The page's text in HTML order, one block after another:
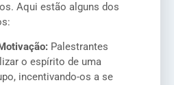
Aqui estão alguns dos
Palestrantes
o espírito de uma
incentivando-os a se